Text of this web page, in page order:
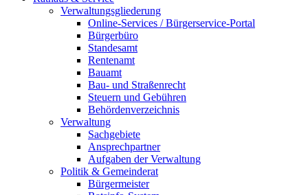
Verwaltungsgliederung
Online-Services / Bürgerservice-Portal
Bürgerbüro
Standesamt
Rentenamt
Bauamt
Bau- und Straßenrecht
Steuern und Gebühren
Behördenverzeichnis
Verwaltung
Sachgebiete
Ansprechpartner
Aufgaben der Verwaltung
Politik & Gemeinderat
Bürgermeister